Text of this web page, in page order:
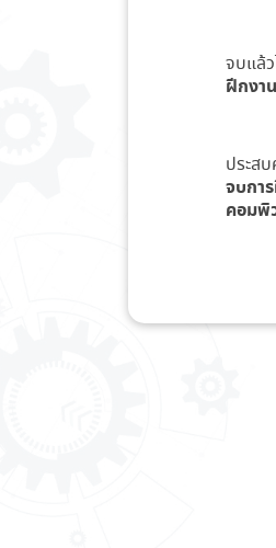
จบแล้ว
ฝีกงา
ประส
จบกา
คอมพิ